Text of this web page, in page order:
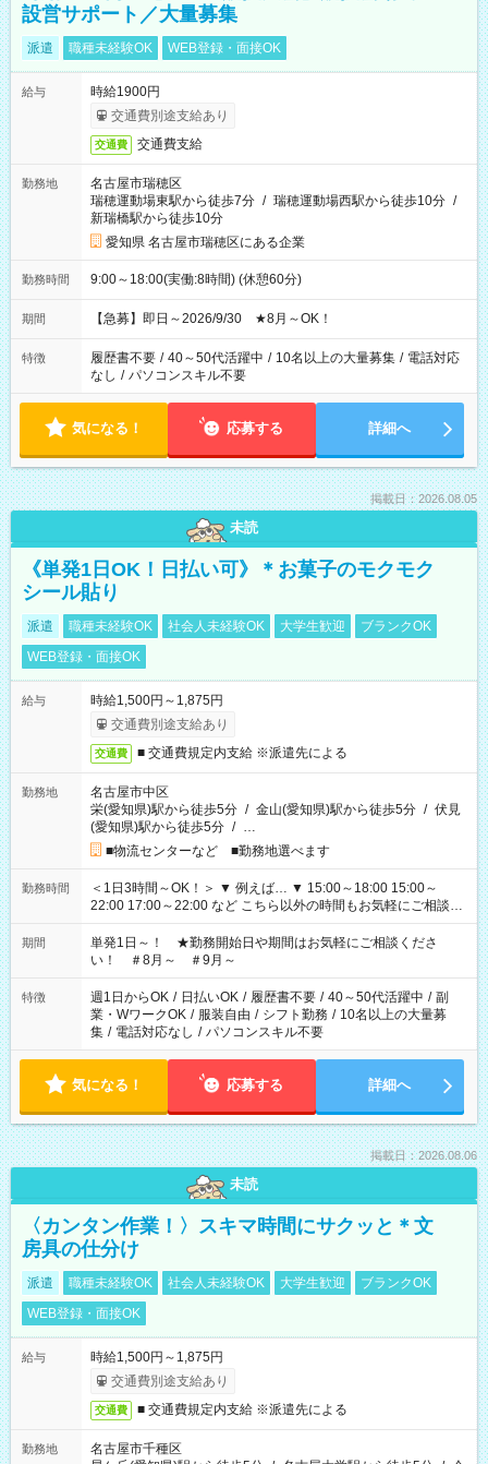
設営サポート／大量募集
派遣 職種未経験OK WEB登録・面接OK
給与
時給1900円
交通費別途支給あり
交通費 交通費支給
勤務地
名古屋市瑞穂区
瑞穂運動場東駅から徒歩7分 / 瑞穂運動場西駅から徒歩10分 /
新瑞橋駅から徒歩10分
愛知県 名古屋市瑞穂区にある企業
勤務時間 9:00～18:00(実働:8時間) (休憩60分)
期間 【急募】即日～2026/9/30 ★8月～OK！
特徴 履歴書不要 / 40～50代活躍中 / 10名以上の大量募集 / 電話対応
なし / パソコンスキル不要
気になる！ 応募する 詳細へ
掲載日：2026.08.05
未読
《単発1日OK！日払い可》＊お菓子のモクモク
シール貼り
派遣 職種未経験OK 社会人未経験OK 大学生歓迎
ブランクOK
WEB登録・面接OK
給与
時給1,500円～1,875円
交通費別途支給あり
交通費 ■ 交通費規定内支給 ※派遣先による
勤務地
名古屋市中区
栄(愛知県)駅から徒歩5分 / 金山(愛知県)駅から徒歩5分 / 伏見
(愛知県)駅から徒歩5分 / …
■物流センターなど ■勤務地選べます
勤務時間
＜1日3時間～OK！＞ ▼ 例えば… ▼ 15:00～18:00 15:00～
22:00 17:00～22:00 など こちら以外の時間もお気軽にご相談く
ださい！
期間
単発1日～！ ★勤務開始日や期間はお気軽にご相談くださ
い！ ＃8月～ ＃9月～
特徴 週1日からOK / 日払いOK / 履歴書不要 / 40～50代活躍中 / 副
業・WワークOK / 服装自由 / シフト勤務 / 10名以上の大量募
集 / 電話対応なし / パソコンスキル不要
気になる！ 応募する 詳細へ
掲載日：2026.08.06
未読
〈カンタン作業！〉スキマ時間にサクッと＊文
房具の仕分け
派遣 職種未経験OK 社会人未経験OK 大学生歓迎
ブランクOK
WEB登録・面接OK
給与
時給1,500円～1,875円
交通費別途支給あり
交通費 ■ 交通費規定内支給 ※派遣先による
勤務地
名古屋市千種区